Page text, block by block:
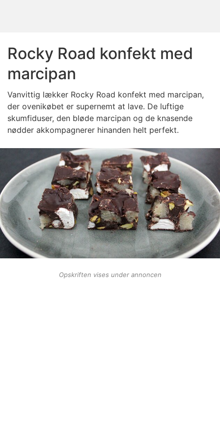
Rocky Road konfekt med
marcipan
Vanvittig lækker Rocky Road konfekt med marcipan,
der ovenikøbet er supernemt at lave. De luftige
skumfiduser, den bløde marcipan og de knasende
nødder akkompagnerer hinanden helt perfekt.
Opskriften vises under annoncen